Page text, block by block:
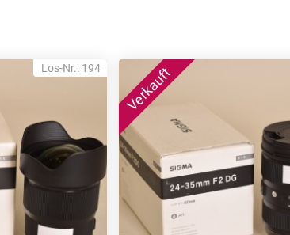
Los-Nr.: 194